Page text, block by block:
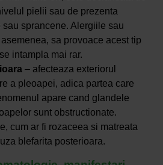
pielii sau de prezenta
sau sprancene. Alergiile sau
sa provoace acest tip
intampla mai rar.
– afecteaza exteriorul
a pleoapei, adica partea care
apare cand glandele
sunt obstructionate.
cum ar fi rozaceea si matreata
blefarita posterioara.